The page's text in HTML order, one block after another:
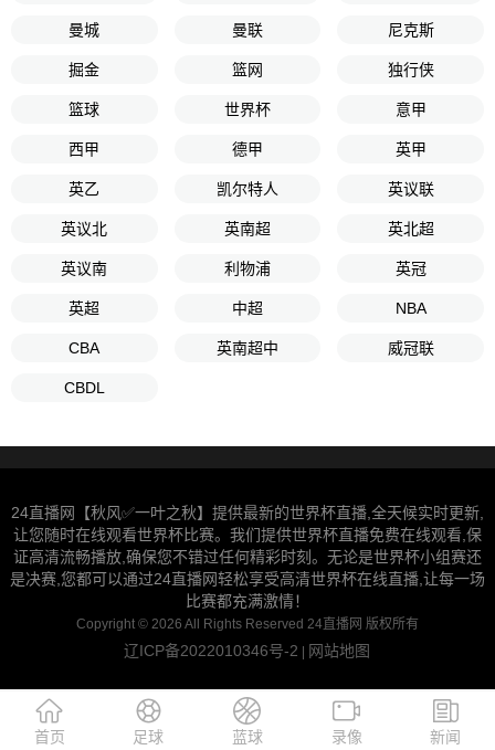
曼城 曼联 尼克斯
掘金 篮网 独行侠
篮球 世界杯 意甲
西甲 德甲 英甲
英乙 凯尔特人 英议联
英议北 英南超 英北超
英议南 利物浦 英冠
英超 中超 NBA
CBA 英南超中 威冠联
CBDL
24直播网【秋风✅一叶之秋】提供最新的世界杯直播,全天候实时更新,
让您随时在线观看世界杯比赛。我们提供世界杯直播免费在线观看,保
证高清流畅播放,确保您不错过任何精彩时刻。无论是世界杯小组赛还
是决赛,您都可以通过24直播网轻松享受高清世界杯在线直播,让每一场
比赛都充满激情！
Copyright © 2026 All Rights Reserved 24直播网 版权所有
辽ICP备2022010346号-2 | 网站地图
首页 足球 蓝球 录像 新闻